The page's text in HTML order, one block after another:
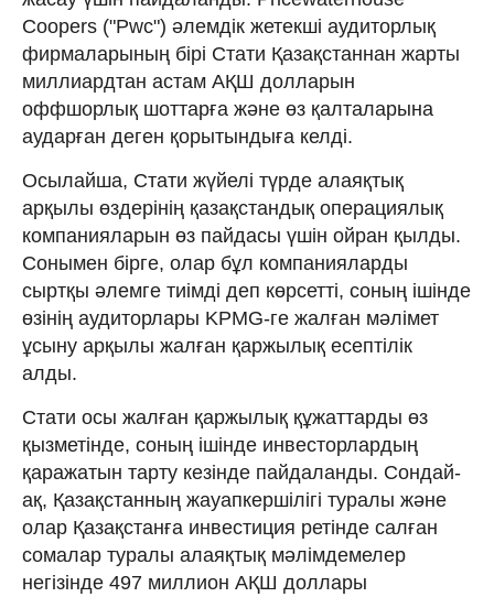
Coopers ("Pwc") әлемдік жетекші аудиторлық
фирмаларының бірі Стати Қазақстаннан жарты
миллиардтан астам АҚШ долларын
оффшорлық шоттарға және өз қалталарына
аударған деген қорытындыға келді.
Осылайша, Стати жүйелі түрде алаяқтық
арқылы өздерінің қазақстандық операциялық
компанияларын өз пайдасы үшін ойран қылды.
Сонымен бірге, олар бұл компанияларды
сыртқы әлемге тиімді деп көрсетті, соның ішінде
өзінің аудиторлары KPMG-ге жалған мәлімет
ұсыну арқылы жалған қаржылық есептілік
алды.
Стати осы жалған қаржылық құжаттарды өз
қызметінде, соның ішінде инвесторлардың
қаражатын тарту кезінде пайдаланды. Сондай-
ақ, Қазақстанның жауапкершілігі туралы және
олар Қазақстанға инвестиция ретінде салған
сомалар туралы алаяқтық мәлімдемелер
негізінде 497 миллион АҚШ доллары